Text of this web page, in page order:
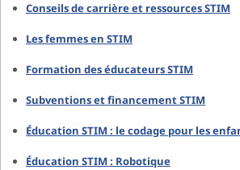
Conseils de carrière et ressources STIM
Les femmes en STIM
Formation des éducateurs STIM
Subventions et financement STIM
Éducation STIM : le codage pour les
Éducation STIM : Robotique